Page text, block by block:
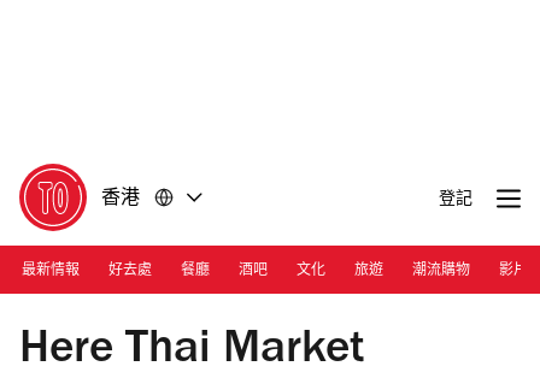
香港 登記
最新情報 好去處 餐廳 酒吧 文化 旅遊 潮流購物 影片
Photograph: Here Thai Market
Here Thai Market